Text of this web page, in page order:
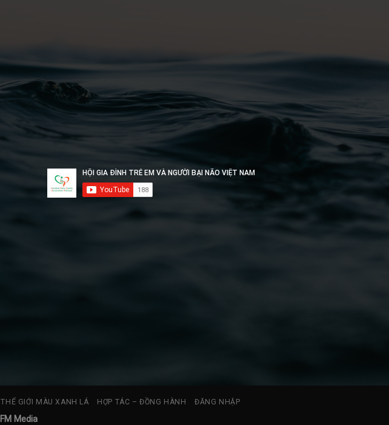
THẾ GIỚI MÀU XANH LÁ HỢP TÁC – ĐỒNG HÀNH ĐĂNG NHẬP
IFM Media